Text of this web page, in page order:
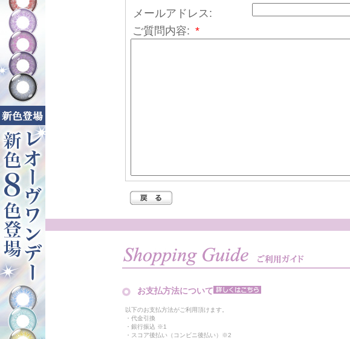
メールアドレス:
ご質問内容: *
お支払方法について
以下のお支払方法がご利用頂けます。
・代金引換
・銀行振込 ※1
・スコア後払い（コンビニ後払い）※2